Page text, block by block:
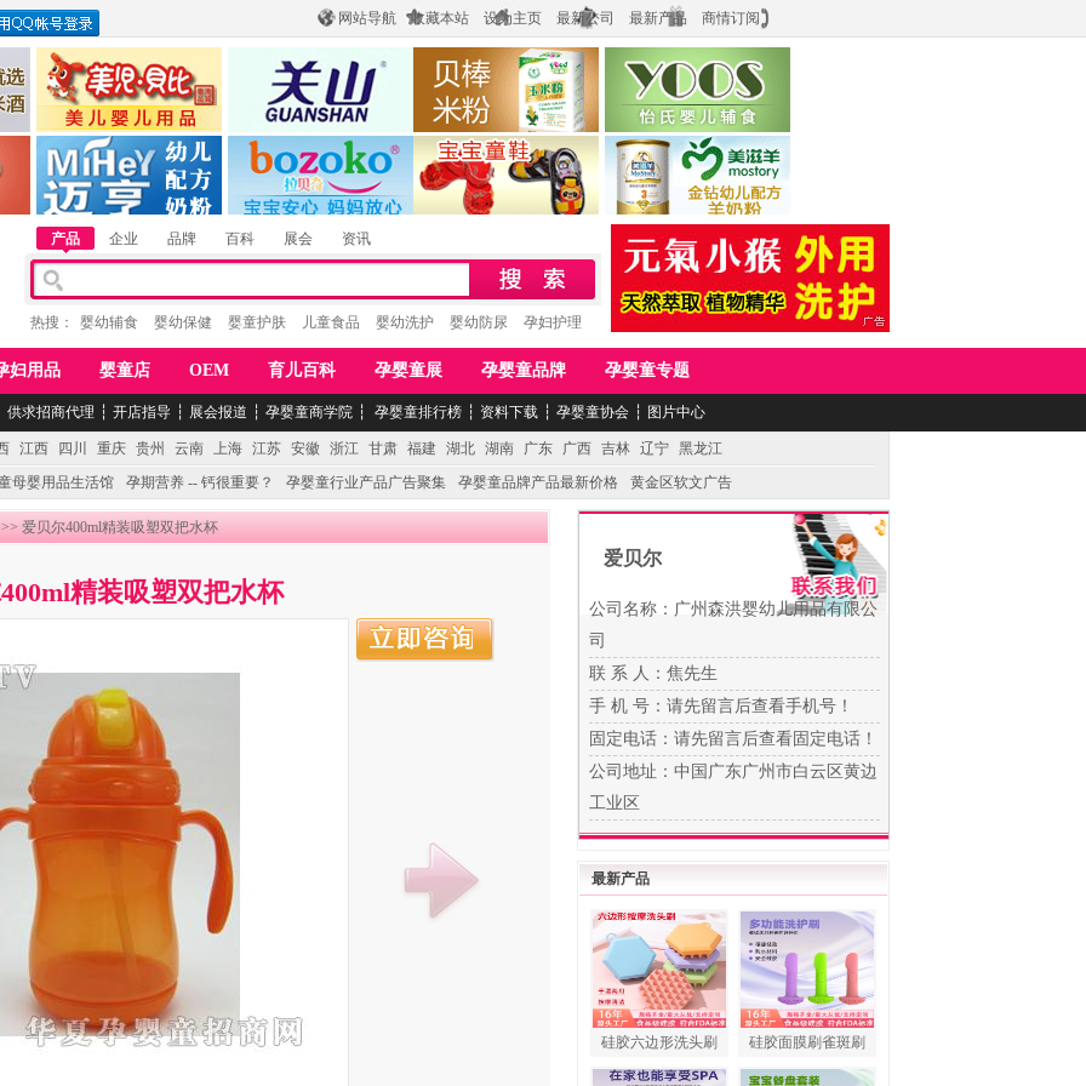
网站导航 收藏本站 设为主页 最新公司 最新产品 商情订阅
惠州市美儿婴儿用品公司
湖南迈亨母婴用品有限公司
陕西关山乳业有限公司
香港欧嘻高婴童用品公司
江西贝棒儿童食品 上海怡氏食品科技有限公司
湖南美滋生物科技有限公司
产品 企业 品牌 百科 展会 资讯
热搜： 婴幼辅食 婴幼保健 婴童护肤 儿童食品 婴幼洗护 婴幼防尿 孕妇护理
妇用品 婴童店 OEM 育儿百科 孕婴童展 孕婴童品牌 孕婴童专题
供求招商代理 ┆ 开店指导 ┆ 展会报道 ┆ 孕婴童商学院 ┆ 孕婴童排行榜 ┆ 资料下载 ┆ 孕婴童协会 ┆ 图片中心
江西 四川 重庆 贵州 云南 上海 江苏 安徽 浙江 甘肃 福建 湖北 湖南 广东 广西 吉林 辽宁 黑龙江
母婴用品生活馆
孕期营养 -- 钙很重要？ 孕婴童行业产品广告聚集 孕婴童品牌产品最新价格 黄金区软文广告
爱贝尔400ml精装吸塑双把水杯
精装吸塑双把水杯
爱贝尔
公司名称：广州森洪婴幼儿用品有限公
司
联 系 人：焦先生
手 机 号： 请先留言后查看手机号！
固定电话： 请先留言后查看固定电话！
公司地址：中国广东广州市白云区黄边
工业区
最新产品
硅胶六边形洗头刷 硅胶面膜刷雀斑刷